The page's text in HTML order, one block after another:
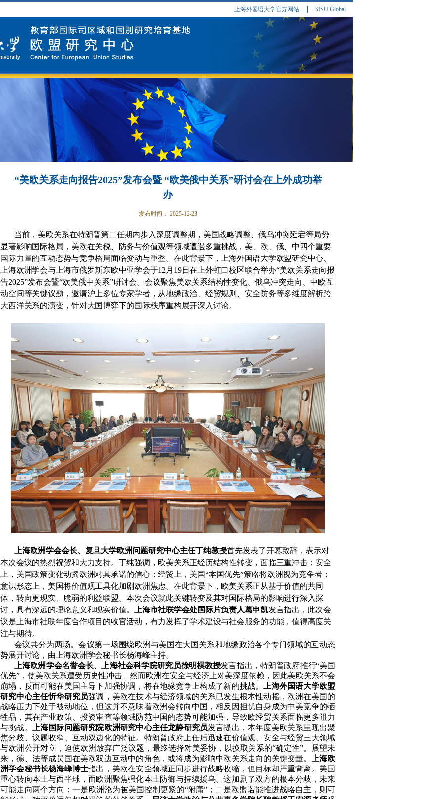
上海外国语大学官方网站 SISU Global
“美欧关系走向报告2025”发布会暨 “欧美俄中关系”研讨会在上外成功举
办
发布时间： 2025-12-23
当前，美欧关系在特朗普第二任期内步入深度调整期，美国战略调整、 俄乌冲突延宕等局势
显著影响国际格局，美欧在关税、 防务与价值观等领域遭遇多重挑战 ， 美、欧、俄、中四个重要
国际力量的互动态势与竞争格局面临变动与重整。在此背景下，上海外国语大学欧盟研究中心、
上海欧洲学会与上海市俄罗斯东欧中亚学会于12 月 19日在上外虹口校区联合举办“美欧关系走向报
告2025”发布会暨“欧美俄中关系”研讨会。会议聚焦美欧关系结构性变化、俄乌冲突走向、中欧互
动空间等关键议题，邀请沪上多位专家学者，从地缘政治、经贸规则、安全防务等多维度解析跨
大西洋关系的演变 ， 针对大国博弈下的国际秩序重构展开深入讨论。
上海欧洲学会会长、复旦大学欧洲问题研究中心主任丁纯教授首先发表了开幕致辞，表示对
本次会议的热烈祝贺和大力支持。丁纯强调，欧美关系正经历结构性转变，面临三重冲击：安全
上，美国政策变化动摇欧洲对其承诺的信心；经贸上，美国“本国优先”策略将欧洲视为竞争者；
意识形态上，美国将价值观工具化加剧欧洲焦虑。在此背景下，欧美关系正从基于价值的共同
体，转向更现实、脆弱的利益联盟。本次会议就此关键转变及其对国际格局的影响进行深入探
讨，具有深远的理论意义和现实价值。
上海市社联学会处国际片负责人葛申凯发言指出，此次会
议是上海市社联年度合作项目的收官活动，有力发挥了学术建设与社会服务的功能，值得高度关
注与期待。
会议共分为两场。会议第一场围绕欧洲与美国在大国关系和地缘政治各个专门领域的互动态
势展开讨论 ， 由上海欧洲学会秘书长杨海峰主持。
上海欧洲学会名誉会长、 上海社会科学院研究员徐明棋教授发言指出， 特朗普政府推行“美国
优先” ，使美欧关系遭受历史性冲击，然而欧洲在安全与经济上对美深度依赖，因此美欧关系不会
崩塌，反而可能在美国主导下加强协调 ， 将在地缘竞争上构成了新的挑战。
上海外国语大学欧盟
研究中心主任忻华研究员强调 ，美欧在技术与经济领域的关系已发生根本性动摇， 欧洲在美国的
战略压力下处于被动地位，但这并不意味着欧洲会转向中国，相反因担忧自身成为中美竞争的牺
牲品，其在产业政策、投资审查等领域防范中国的态势可能加强，导致欧经贸关系面临更多阻力
与挑战。
上海国际问题研究院欧洲研究中心主任龙静研究员发言提出，本年度美欧关系呈现出聚
焦分歧、议题收窄、互动双边化的特征。特朗普政府上任后迅速在价值观、安全与经贸三大领域
与欧洲公开对立，迫使欧洲放弃广泛议题，最终选择对美妥协，以换取关系的“确定性”。展望未
来，德、法等成员国在美欧双边互动中的角色，或将成为影响中欧关系走向的关键变量。
上海欧
洲学会秘书长杨海峰博士指出 ，美欧在安全领域正同步进行战略收缩，但目标却严重背离。美国
重心转向本土与西半球，而欧洲聚焦强化本土防御与持续援乌。这加剧了双方的根本分歧，未来
可能走向两个方向：一是欧洲沦为被美国控制更紧的“附庸”；二是欧盟若能推进战略自主，则可